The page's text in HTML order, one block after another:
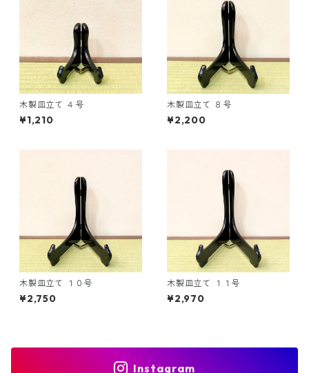
木製皿立て ４号
¥1,210
木製皿立て ８号
¥2,200
木製皿立て １０号
¥2,750
木製皿立て １１号
¥2,970
Instagram